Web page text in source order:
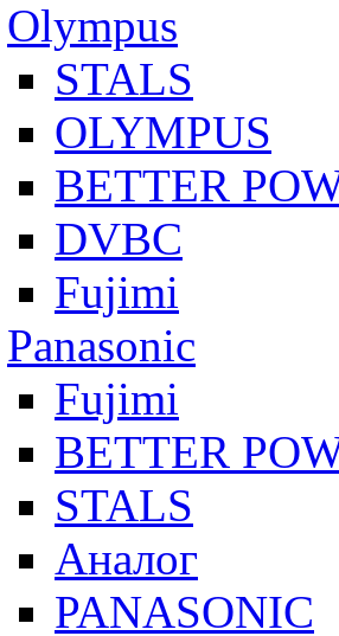
Olympus
STALS
OLYMPUS
BETTER
DVBC
Fujimi
Panasonic
Fujimi
BETTER
STALS
Аналог
PANASONIC